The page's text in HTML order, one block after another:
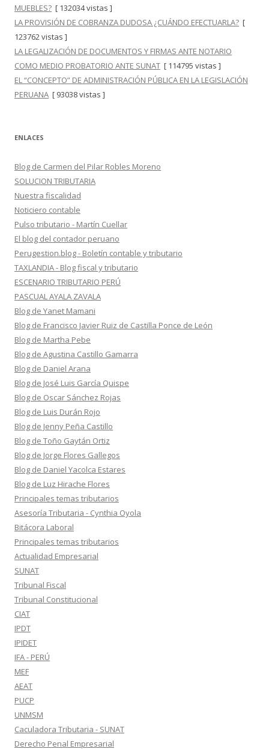
MUEBLES? [ 132034 vistas ]
LA PROVISIÓN DE COBRANZA DUDOSA ¿CUÁNDO EFECTUARLA? [
123762 vistas ]
LA LEGALIZACIÓN DE DOCUMENTOS Y FIRMAS ANTE NOTARIO
COMO MEDIO PROBATORIO ANTE SUNAT [ 114795 vistas ]
EL “CONCEPTO” DE ADMINISTRACIÓN PÚBLICA EN LA LEGISLACIÓN
PERUANA [ 93038 vistas ]
ENLACES
Blog de Carmen del Pilar Robles Moreno
SOLUCION TRIBUTARIA
Nuestra fiscalidad
Noticiero contable
Pulso tributario - Martín Cuellar
El blog del contador peruano
Perugestion.blog - Boletín contable y tributario
TAXLANDIA - Blog fiscal y tributario
ESCENARIO TRIBUTARIO PERÚ
PASCUAL AYALA ZAVALA
Blog de Yanet Mamani
Blog de Francisco Javier Ruiz de Castilla Ponce de León
Blog de Martha Pebe
Blog de Agustina Castillo Gamarra
Blog de Daniel Arana
Blog de José Luis García Quispe
Blog de Oscar Sánchez Rojas
Blog de Luis Durán Rojo
Blog de Jenny Peña Castillo
Blog de Toño Gaytán Ortiz
Blog de Jorge Flores Gallegos
Blog de Daniel Yacolca Estares
Blog de Luz Hirache Flores
Principales temas tributarios
Asesoría Tributaria - Cynthia Oyola
Bitácora Laboral
Principales temas tributarios
Actualidad Empresarial
SUNAT
Tribunal Fiscal
Tribunal Constitucional
CIAT
IPDT
IPIDET
IFA - PERÚ
MEF
AEAT
PUCP
UNMSM
Caculadora Tributaria - SUNAT
Derecho Penal Empresarial